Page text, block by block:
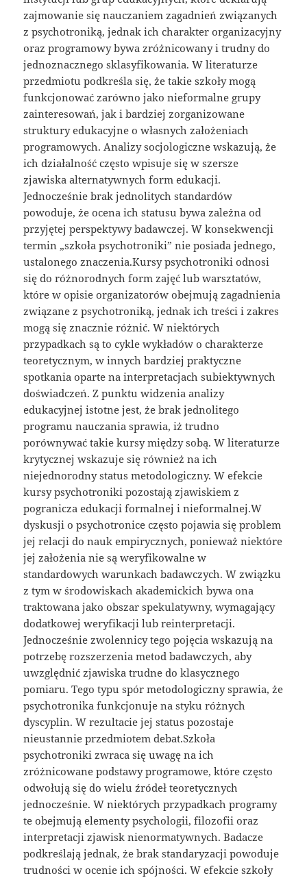
zajmowanie się nauczaniem zagadnień związanych
z psychotroniką, jednak ich charakter organizacyjny
oraz programowy bywa zróżnicowany i trudny do
jednoznacznego sklasyfikowania. W literaturze
przedmiotu podkreśla się, że takie szkoły mogą
funkcjonować zarówno jako nieformalne grupy
zainteresowań, jak i bardziej zorganizowane
struktury edukacyjne o własnych założeniach
programowych. Analizy socjologiczne wskazują, że
ich działalność często wpisuje się w szersze
zjawiska alternatywnych form edukacji.
Jednocześnie brak jednolitych standardów
powoduje, że ocena ich statusu bywa zależna od
przyjętej perspektywy badawczej. W konsekwencji
termin „szkoła psychotroniki” nie posiada jednego,
ustalonego znaczenia.Kursy psychotroniki odnosi
się do różnorodnych form zajęć lub warsztatów,
które w opisie organizatorów obejmują zagadnienia
związane z psychotroniką, jednak ich treści i zakres
mogą się znacznie różnić. W niektórych
przypadkach są to cykle wykładów o charakterze
teoretycznym, w innych bardziej praktyczne
spotkania oparte na interpretacjach subiektywnych
doświadczeń. Z punktu widzenia analizy
edukacyjnej istotne jest, że brak jednolitego
programu nauczania sprawia, iż trudno
porównywać takie kursy między sobą. W literaturze
krytycznej wskazuje się również na ich
niejednorodny status metodologiczny. W efekcie
kursy psychotroniki pozostają zjawiskiem z
pogranicza edukacji formalnej i nieformalnej.W
dyskusji o psychotronice często pojawia się problem
jej relacji do nauk empirycznych, ponieważ niektóre
jej założenia nie są weryfikowalne w
standardowych warunkach badawczych. W związku
z tym w środowiskach akademickich bywa ona
traktowana jako obszar spekulatywny, wymagający
dodatkowej weryfikacji lub reinterpretacji.
Jednocześnie zwolennicy tego pojęcia wskazują na
potrzebę rozszerzenia metod badawczych, aby
uwzględnić zjawiska trudne do klasycznego
pomiaru. Tego typu spór metodologiczny sprawia, że
psychotronika funkcjonuje na styku różnych
dyscyplin. W rezultacie jej status pozostaje
nieustannie przedmiotem debat.Szkoła
psychotroniki zwraca się uwagę na ich
zróżnicowane podstawy programowe, które często
odwołują się do wielu źródeł teoretycznych
jednocześnie. W niektórych przypadkach programy
te obejmują elementy psychologii, filozofii oraz
interpretacji zjawisk nienormatywnych. Badacze
podkreślają jednak, że brak standaryzacji powoduje
trudności w ocenie ich spójności. W efekcie szkoły